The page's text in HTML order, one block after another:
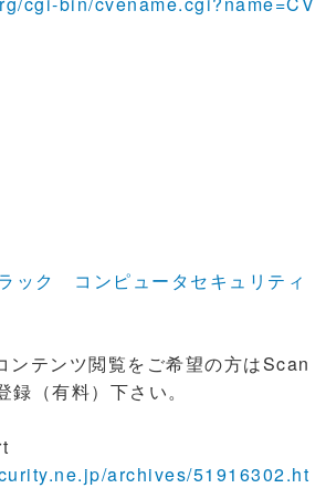
ック コンピュータセキュリティ
ンテンツ閲覧をご希望の方はScan
（有料）下さい。
archives/51916302.ht